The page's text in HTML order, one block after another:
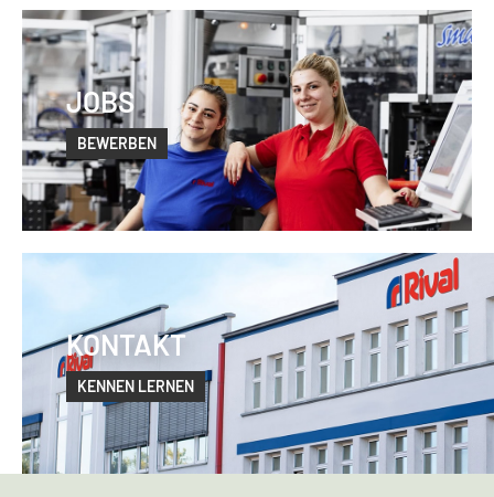
JOBS
BEWERBEN
KONTAKT
KENNEN LERNEN